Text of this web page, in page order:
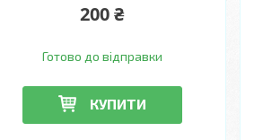
200 ₴
Готово до відправки
КУПИТИ